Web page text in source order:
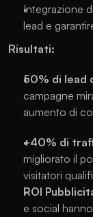
Integrazione
lead e
Risultati:
50% di lead
campagne
aumento di
+40% di
migliorato il
visitatori
ROI
e social